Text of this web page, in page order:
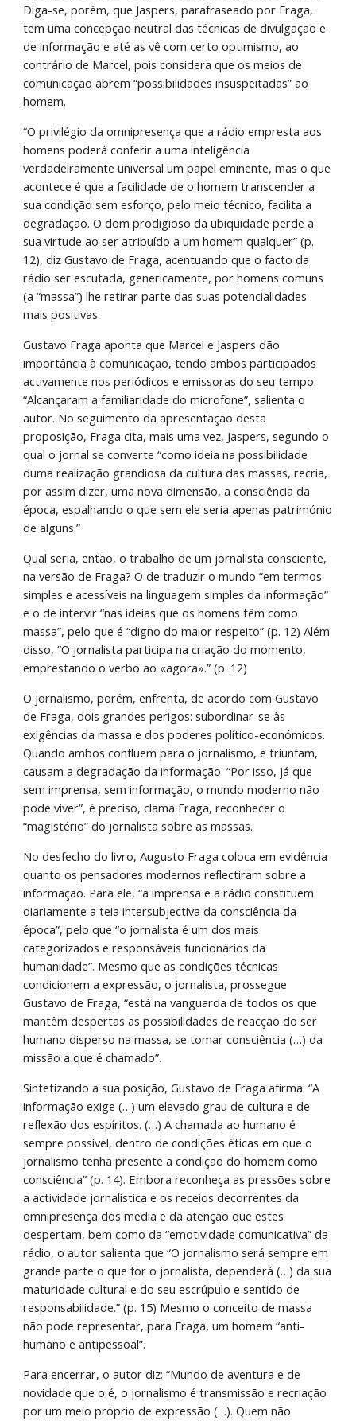
Diga-se, porém, que Jaspers, parafraseado por Fraga,
tem uma concepção neutral das técnicas de divulgação e
de informação e até as vê com certo optimismo, ao
contrário de Marcel, pois considera que os meios de
comunicação abrem “possibilidades insuspeitadas” ao
homem.
“O privilégio da omnipresença que a rádio empresta aos
homens poderá conferir a uma inteligência
verdadeiramente universal um papel eminente, mas o que
acontece é que a facilidade de o homem transcender a
sua condição sem esforço, pelo meio técnico, facilita a
degradação. O dom prodigioso da ubiquidade perde a
sua virtude ao ser atribuído a um homem qualquer” (p.
12), diz Gustavo de Fraga, acentuando que o facto da
rádio ser escutada, genericamente, por homens comuns
(a “massa”) lhe retirar parte das suas potencialidades
mais positivas.
Gustavo Fraga aponta que Marcel e Jaspers dão
importância à comunicação, tendo ambos participados
activamente nos periódicos e emissoras do seu tempo.
“Alcançaram a familiaridade do microfone”, salienta o
autor. No seguimento da apresentação desta
proposição, Fraga cita, mais uma vez, Jaspers, segundo o
qual o jornal se converte “como ideia na possibilidade
duma realização grandiosa da cultura das massas, recria,
por assim dizer, uma nova dimensão, a consciência da
época, espalhando o que sem ele seria apenas património
de alguns.”
Qual seria, então, o trabalho de um jornalista consciente,
na versão de Fraga? O de traduzir o mundo “em termos
simples e acessíveis na linguagem simples da informação”
e o de intervir “nas ideias que os homens têm como
massa”, pelo que é “digno do maior respeito” (p. 12) Além
disso, “O jornalista participa na criação do momento,
emprestando o verbo ao «agora».” (p. 12)
O jornalismo, porém, enfrenta, de acordo com Gustavo
de Fraga, dois grandes perigos: subordinar-se às
exigências da massa e dos poderes político-económicos.
Quando ambos confluem para o jornalismo, e triunfam,
causam a degradação da informação. “Por isso, já que
sem imprensa, sem informação, o mundo moderno não
pode viver”, é preciso, clama Fraga, reconhecer o
“magistério” do jornalista sobre as massas.
No desfecho do livro, Augusto Fraga coloca em evidência
quanto os pensadores modernos reflectiram sobre a
informação. Para ele, “a imprensa e a rádio constituem
diariamente a teia intersubjectiva da consciência da
época”, pelo que “o jornalista é um dos mais
categorizados e responsáveis funcionários da
humanidade”. Mesmo que as condições técnicas
condicionem a expressão, o jornalista, prossegue
Gustavo de Fraga, “está na vanguarda de todos os que
mantêm despertas as possibilidades de reacção do ser
humano disperso na massa, se tomar consciência (…) da
missão a que é chamado”.
Sintetizando a sua posição, Gustavo de Fraga afirma: “A
informação exige (…) um elevado grau de cultura e de
reflexão dos espíritos. (…) A chamada ao humano é
sempre possível, dentro de condições éticas em que o
jornalismo tenha presente a condição do homem como
consciência” (p. 14). Embora reconheça as pressões sobre
a actividade jornalística e os receios decorrentes da
omnipresença dos media e da atenção que estes
despertam, bem como da “emotividade comunicativa” da
rádio, o autor salienta que “O jornalismo será sempre em
grande parte o que for o jornalista, dependerá (…) da sua
maturidade cultural e do seu escrúpulo e sentido de
responsabilidade.” (p. 15) Mesmo o conceito de massa
não pode representar, para Fraga, um homem “anti-
humano e antipessoal”.
Para encerrar, o autor diz: “Mundo de aventura e de
novidade que o é, o jornalismo é transmissão e recriação
por um meio próprio de expressão (…). Quem não